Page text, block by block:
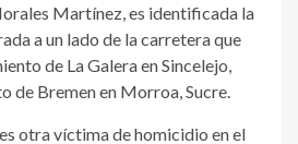
Martínez, es identificada la
a un lado de la carretera que
de La Galera en Sincelejo,
de Bremen en Morroa, Sucre.
otra víctima de homicidio en el